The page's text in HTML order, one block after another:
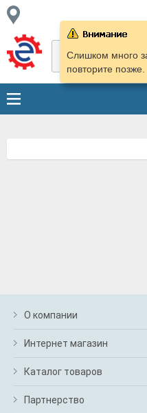
Слишком много
повторите позже.
О компании
Интернет магазин
Каталог товаров
Партнерство